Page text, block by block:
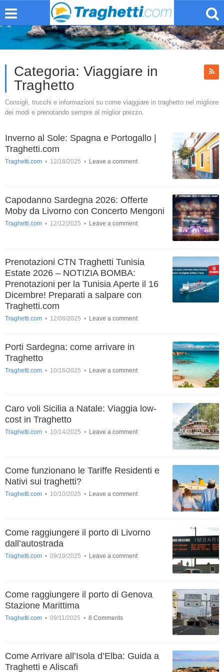
Categoria: Viaggiare in
Traghetto
Consigli, trucchi e informazioni su come viaggiare in traghetto nel migliore
dei modi e prenotando sempre al miglior prezzo.
Inverno al Sole: Spagna e Portogallo |
Traghetti.com
Traghetti.com • 12/18/2025 • Leave a comment
Capodanno Sardegna 2026: Offerte
Moby da Livorno con Concerto Mengoni
Traghetti.com • 12/12/2025 • Leave a comment
Prenotazioni CTN Traghetti Tunisia
Estate 2026 – NOTIZIA BOMBA:
Prenotazioni per la Tunisia Aperte il 16
Dicembre! Preparati a salpare con
Traghetti.com
Traghetti.com • 12/08/2025 • Leave a comment
Porti Sardegna: come arrivare in
Traghetto
Traghetti.com • 10/16/2025 • Leave a comment
Caro voli Sicilia a Natale: Viaggia low-
cost in Traghetto
Traghetti.com • 10/14/2025 • Leave a comment
Come funzionano le Tariffe Residenti e
Nativi sui traghetti?
Traghetti.com • 10/10/2025 • Leave a comment
Come raggiungere il porto di Livorno
dall’autostrada
Traghetti.com • 09/19/2025 • Leave a comment
Come raggiungere il porto di Genova
Stazione Marittima
Traghetti.com • 09/11/2025 • 8 Comments
Come Arrivare all’Isola d’Elba: Guida a
Traghetti e Aliscafi